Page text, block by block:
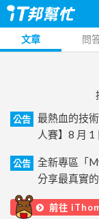
文章 問
公告
最熱血的技
人賽】8 月 1
公告
全新專區「
分享最真實
前往